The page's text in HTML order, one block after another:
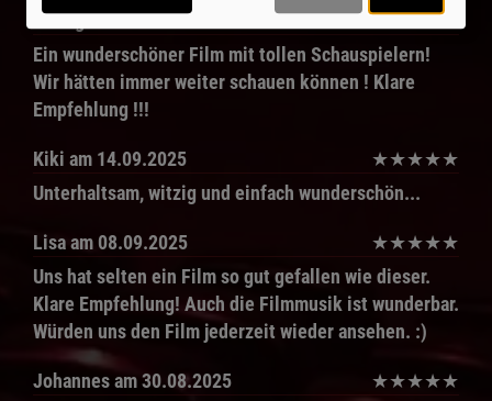
Annegrittam 25.09.2025 ★★★★★
Ein wunderschöner Film mit tollen Schauspielern!
Wir hätten immer weiter schauen können ! Klare
Empfehlung !!!
Kiki am 14.09.2025 ★★★★★
Unterhaltsam, witzig und einfach wunderschön...
Lisaam 08.09.2025 ★★★★★
Uns hat selten ein Film so gut gefallen wie dieser.
Klare Empfehlung! Auch die Filmmusik ist wunderbar.
Würden uns den Film jederzeit wieder ansehen. :)
Johannesam 30.08.2025 ★★★★★